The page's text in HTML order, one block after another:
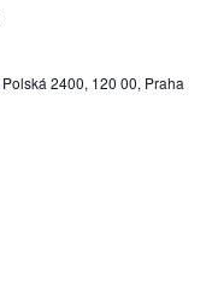
Polská 2400, 120 00, Praha